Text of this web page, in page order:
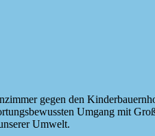
gegen den
Umgang mit
Umwelt.